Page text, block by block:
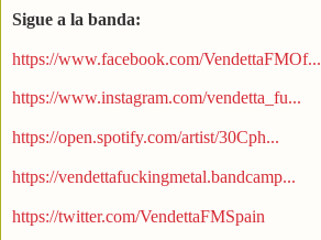
Sigue a la banda:
https://www.facebook.com/VendettaFMOf...
https://www.instagram.com/vendetta_fu...
https://open.spotify.com/artist/30Cph...
https://vendettafuckingmetal.bandcamp...
https://twitter.com/VendettaFMSpain